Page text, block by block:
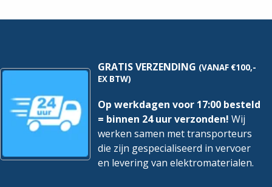
B- C-
GRATIS VERZENDING (VANAF €100,-
EX BTW)
Op werkdagen voor 17:00 besteld
= binnen 24 uur verzonden! Wij
werken samen met transporteurs
die zijn gespecialiseerd in vervoer
en levering van elektromaterialen.